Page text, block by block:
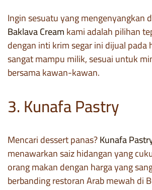
Ingin sesuatu yang mengenyangkan
Baklava Creamkami adalah pilihan
dengan inti krim segar ini dijual pada
sangat mampu milik, sesuai untuk
bersama kawan-kawan.
3. Kunafa Pastry
Mencari dessert panas?Kunafa
menawarkan saiz hidangan yang
orang makan dengan harga yang
berbanding restoran Arab mewah di